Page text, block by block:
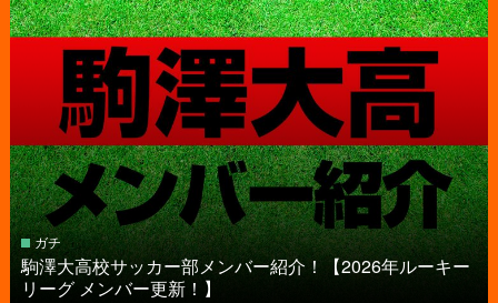
ガチ
駒澤大高校サッカー部メンバー紹介！【2026年ルーキー
リーグ メンバー更新！】